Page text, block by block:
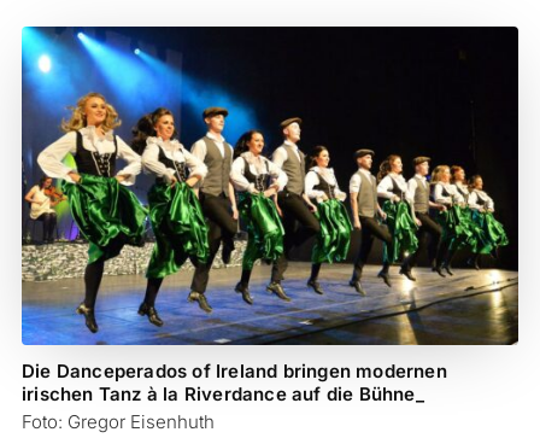
Die Danceperados of Ireland bringen modernen
irischen Tanz à la Riverdance auf die Bühne_
Foto: Gregor Eisenhuth